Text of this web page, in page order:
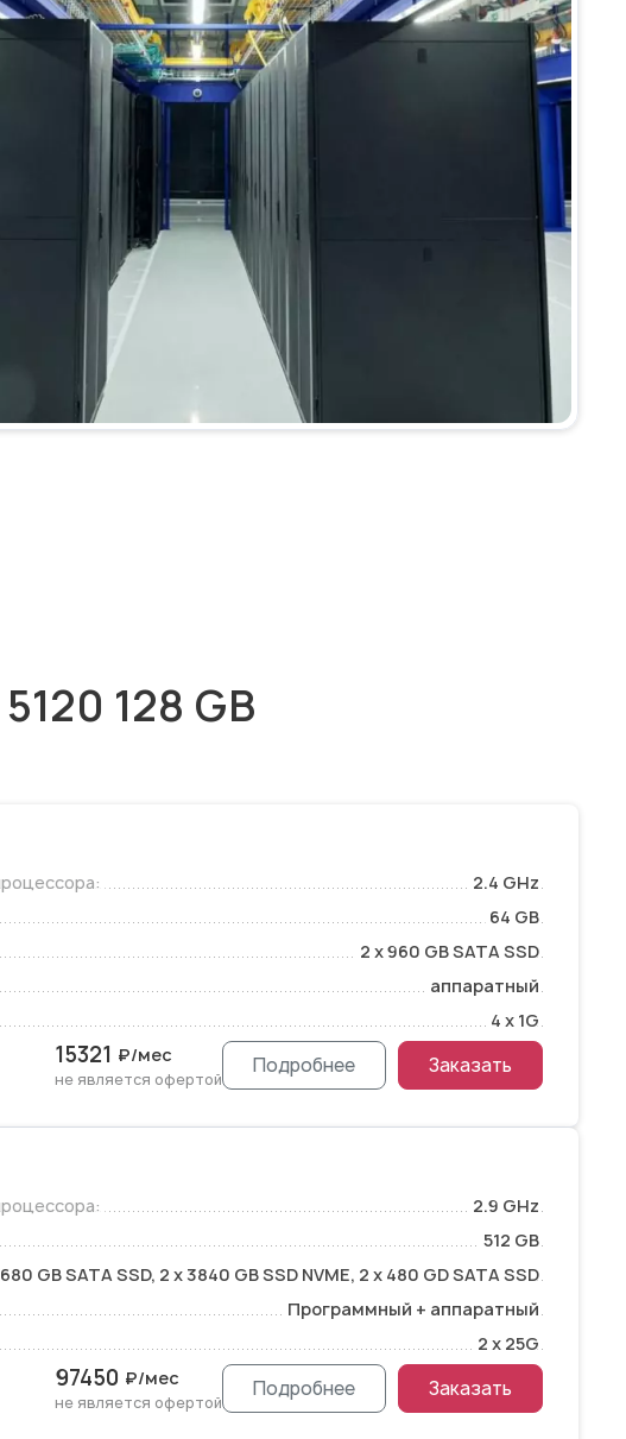
и
128 GB
2.4 GHz
64 GB
2 x 960 GB SATA SSD
аппаратный
4 x 1G
15321 ₽/мес
не является офертой
Подробнее Заказать
2.9 GHz
512 GB
GB SATA SSD, 2 x 3840 GB SSD NVME, 2 x 480 GD SATA SSD
Программный + аппаратный
2 x 25G
97450 ₽/мес
не является офертой
Подробнее Заказать